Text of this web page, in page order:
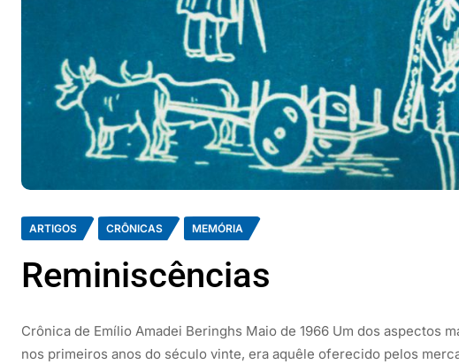
ARTIGOS CRÔNICAS MEMÓRIA
Reminiscências
Crônica de Emílio Amadei Beringhs Maio de 1966 Um dos aspectos
nos primeiros anos do século vinte, era aquêle oferecido pelos